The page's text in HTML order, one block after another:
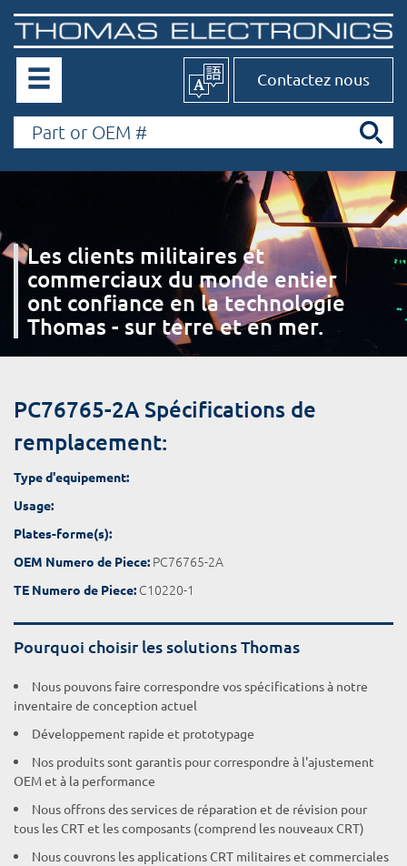
Contactez nous
Les clients militaires et
commerciaux du monde entier
ont confiance en la technologie
Thomas - sur terre et en mer.
PC76765-2A Spécifications de
remplacement:
Type d'equipement:
Usage:
Plates-forme(s):
OEM Numero de Piece: PC76765-2A
TE Numero de Piece: C10220-1
Pourquoi choisir les solutions Thomas
Nous pouvons faire correspondre vos spécifications à notre
inventaire de conception actuel
Développement rapide et prototypage
Nos produits sont garantis pour correspondre à l'ajustement
OEM et à la performance
Nous offrons des services de réparation et de révision pour
tous les CRT et les composants (comprend les nouveaux CRT)
Nous couvrons les applications CRT militaires et commerciales